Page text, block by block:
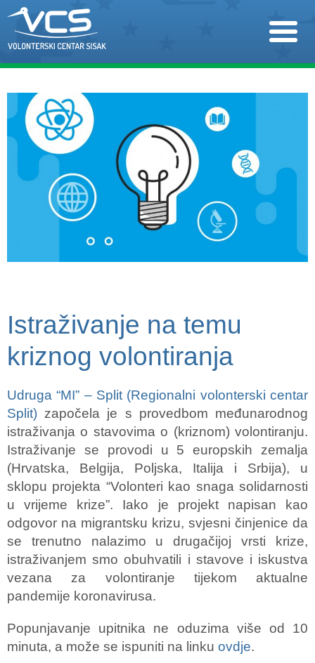
Istraživanje na temu
kriznog volontiranja
Udruga “MI” – Split (Regionalni volonterski centar
Split) započela je s provedbom međunarodnog
istraživanja o stavovima o (kriznom) volontiranju.
Istraživanje se provodi u 5 europskih zemalja
(Hrvatska, Belgija, Poljska, Italija i Srbija), u
sklopu projekta “Volonteri kao snaga solidarnosti
u vrijeme krize”. Iako je projekt napisan kao
odgovor na migrantsku krizu, svjesni činjenice da
se trenutno nalazimo u drugačijoj vrsti krize,
istraživanjem smo obuhvatili i stavove i iskustva
vezana za volontiranje tijekom aktualne
pandemije koronavirusa.
Popunjavanje upitnika ne oduzima više od 10
minuta, a može se ispuniti na linku ovdje.